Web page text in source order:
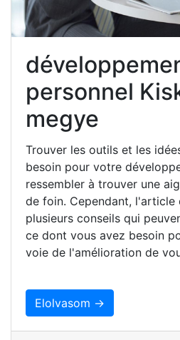
personnel
megye
Trouver les outils et les
besoin pour votre
ressembler à trouver une
de foin. Cependant, l'article
plusieurs conseils qui
ce dont vous avez besoin
voie de l'amélioration de
Elolvasom →